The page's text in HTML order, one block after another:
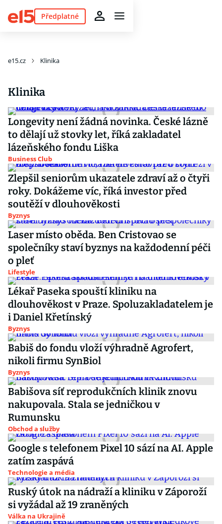
Předplatné
e15.cz Klinika
Klinika
Longevity není žádná novinka. České lázně
to dělají už stovky let, říká zakladatel
lázeňského fondu Liška
Business Club
Zlepšil seniorům ukazatele zdraví až o čtyři
roky. Dokážeme víc, říká investor před
soutěží v dlouhověkosti
Byznys
Laser místo oběda. Ben Cristovao se
společníky staví byznys na každodenní péči
o pleť
Lifestyle
Lékař Paseka spouští kliniku na
dlouhověkost v Praze. Spoluzakladatelem je
i Daniel Křetínský
Byznys
Babiš do fondu vloží výhradně Agrofert,
nikoli firmu SynBiol
Byznys
Babišova síť reprodukčních klinik znovu
nakupovala. Stala se jedničkou v
Rumunsku
Obchod a služby
Google s telefonem Pixel 10 sází na AI. Apple
zatím zaspává
Technologie a média
Ruský útok na nádraží a kliniku v Záporoží
si vyžádal až 19 zraněných
Válka na Ukrajině